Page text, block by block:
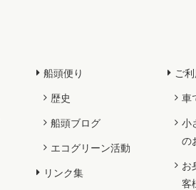
船頭便り
歴史
船頭ブログ
エコグリーン活動
リンク集
ご
車
小
の
お
客